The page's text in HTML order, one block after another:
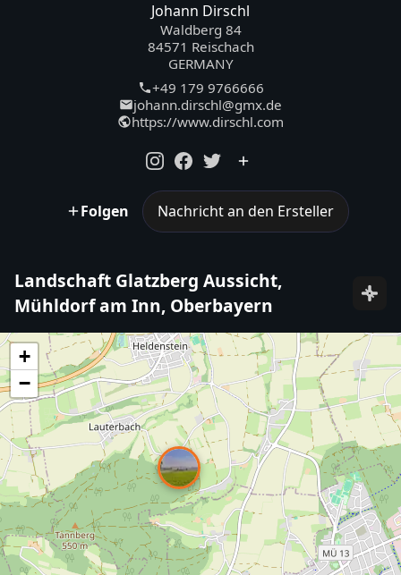
Johann Dirschl
Waldberg 84
84571 Reischach
GERMANY
+49 179 9766666
johann.dirschl@gmx.de
https://www.dirschl.com
Folgen Nachricht an den Ersteller
Landschaft Glatzberg Aussicht,
Mühldorf am Inn, Oberbayern
+
−